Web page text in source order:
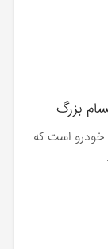
بزرگ
خودرو است که